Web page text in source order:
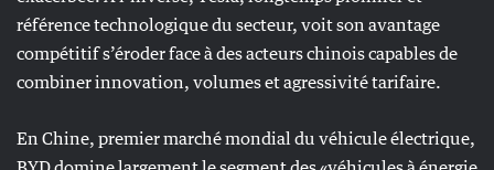
référence technologique du secteur, voit son avantage
compétitif s’éroder face à des acteurs chinois capables de
combiner innovation, volumes et agressivité tarifaire.
En Chine, premier marché mondial du véhicule électrique,